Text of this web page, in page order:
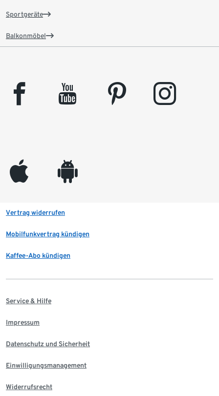
Sportgeräte
Balkonmöbel
facebook youtube pinterest instagram
appleinc android
Vertrag widerrufen
Mobilfunkvertrag kündigen
Kaffee-Abo kündigen
Service & Hilfe
Impressum
Datenschutz und Sicherheit
Einwilligungsmanagement
Widerrufsrecht